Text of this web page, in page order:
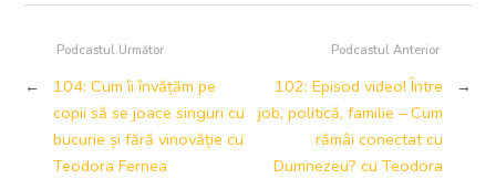
Podcastul Anterior
102: Episod video! Între
job, politică, familie – Cum
rămâi conectat cu
Dumnezeu? cu Teodora
→
Podcastul Următor
←
104: Cum îi învățăm pe
copii să se joace singuri cu
bucurie și fără vinovăție cu
Teodora Fernea